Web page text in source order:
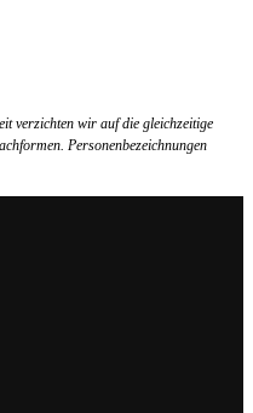
verzichten wir auf die gleichzeitige
Personenbezeichnungen